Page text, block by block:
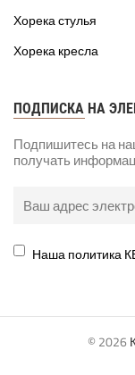
Хорека стулья
Хорека кресла
ПОДПИСКА НА
Подпишитесь на
получать
Наша политика
© 2026